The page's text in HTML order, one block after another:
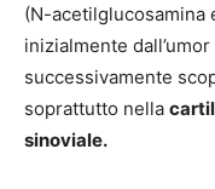
(N-acetilglucosamina
inizialmente
successivamente
soprattutto nella
sinoviale.